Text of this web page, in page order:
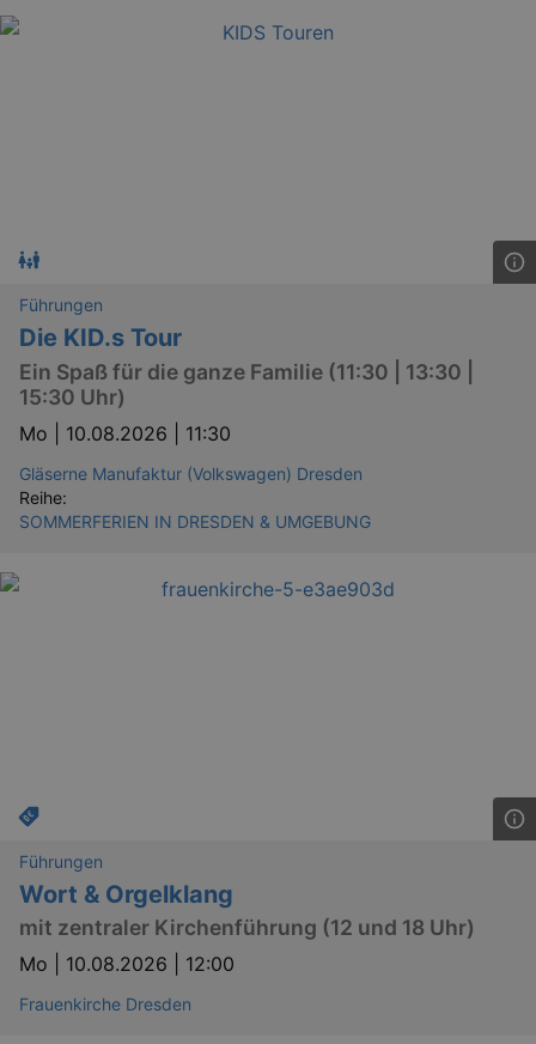
Führungen
Die KID.s Tour
Ein Spaß für die ganze Familie (11:30 | 13:30 |
15:30 Uhr)
Mo | 10.08.2026 | 11:30
Gläserne Manufaktur (Volkswagen) Dresden
Reihe:
SOMMERFERIEN IN DRESDEN & UMGEBUNG
Führungen
Wort & Orgelklang
mit zentraler Kirchenführung (12 und 18 Uhr)
Mo | 10.08.2026 | 12:00
Frauenkirche Dresden